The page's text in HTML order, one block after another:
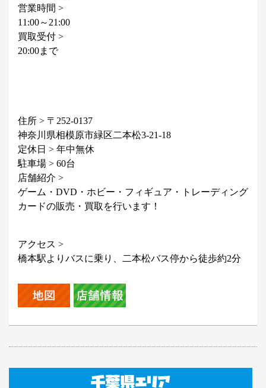
営業時間 >
11:00～21:00
買取受付 >
20:00まで
住所 > 〒252-0137
神奈川県相模原市緑区二本松3-21-18
定休日 > 年中無休
駐車場 > 60台
店舗紹介 >
ゲーム・DVD・ホビー・フィギュア・トレーディング
カードの販売・買取を行います！
アクセス >
橋本駅よりバスに乗り、二本松バス停から徒歩約2分